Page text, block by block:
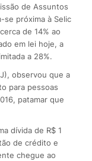
de Assuntos
se próxima à Selic
de 14% ao
em lei hoje, a
a 28%.
observou que a
para pessoas
patamar que
dívida de R$ 1
de crédito e
chegue ao